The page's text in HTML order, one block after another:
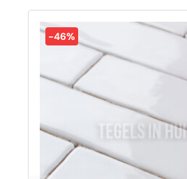
-46%